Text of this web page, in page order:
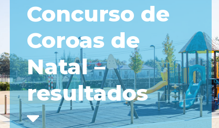
Concurso de
Coroas de
Natal –
resultados